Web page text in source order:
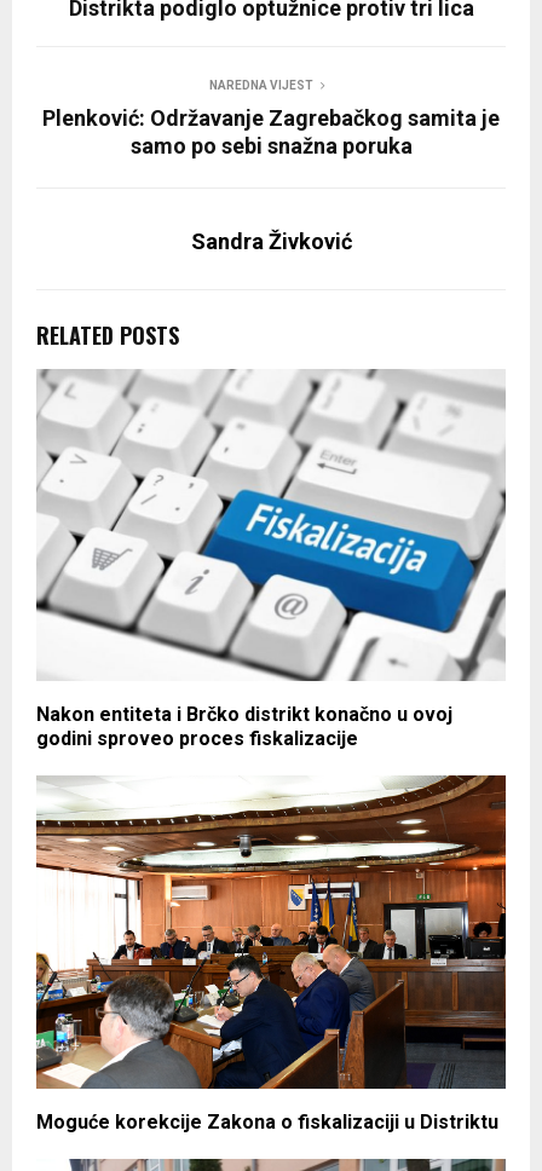
Distrikta podiglo optužnice protiv tri lica
NAREDNA VIJEST
Plenković: Održavanje Zagrebačkog samita je
samo po sebi snažna poruka
Sandra Živković
RELATED POSTS
Nakon entiteta i Brčko distrikt konačno u ovoj
godini sproveo proces fiskalizacije
Moguće korekcije Zakona o fiskalizaciji u Distriktu